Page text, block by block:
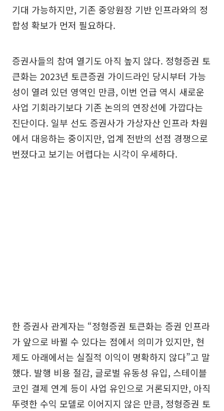
기대 가능하지만, 기존 중앙원장 기반 인프라와의 정
합성 확보가 먼저 필요하다.
증권사들의 참여 열기도 아직 높지 않다. 정형증권 토
큰화는 2023년 토큰증권 가이드라인 당시부터 가능
성이 열려 있던 영역인 만큼, 이번 언급 역시 새로운
사업 기회라기보다 기존 논의의 연장선에 가깝다는
진단이다. 일부 선도 증권사가 가상자산 인프라 차원
에서 대응하는 중이지만, 업계 전반의 선점 경쟁으로
번졌다고 보기는 어렵다는 시각이 우세하다.
한 증권사 관계자는 “정형증권 토큰화는 증권 인프라
가 앞으로 바뀔 수 있다는 점에서 의미가 있지만, 현
제도 아래에서는 실질적 이익이 명확하지 않다”고 말
했다. 발행 비용 절감, 글로벌 유동성 유입, 스테이블
코인 결제 연계 등이 사업 유인으로 거론되지만, 아직
뚜렷한 수익 모델로 이어지지 않은 만큼, 정형증권 토